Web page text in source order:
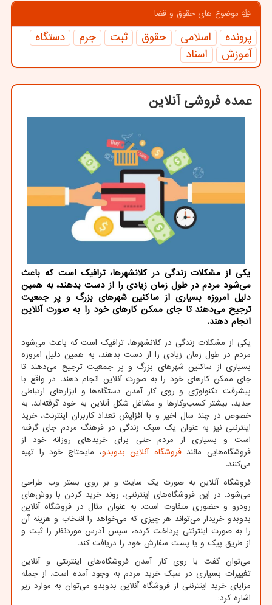
موضوع های حقوق و قضا
پرونده اسلامی حقوق ثبت جرم
دستگاه
آموزش
اسناد
عمده فروشی آنلاین
یکی از مشکلات زندگی در کلانشهرها، ترافیک است که باعث
می‌شود مردم در طول زمان زیادی را از دست بدهند، به همین
دلیل امروزه بسیاری از ساکنین شهرهای بزرگ و پر جمعیت
ترجیح می‌دهند تا جای ممکن کارهای خود را به صورت آنلاین
انجام دهند.
یکی از مشکلات زندگی در کلانشهرها، ترافیک است که باعث می‌شود
مردم در طول زمان زیادی را از دست بدهند، به همین دلیل امروزه
بسیاری از ساکنین شهرهای بزرگ و پر جمعیت ترجیح می‌دهند تا
جای ممکن کارهای خود را به صورت آنلاین انجام دهند. در واقع با
پیشرفت تکنولوژی و روی کار آمدن دستگاه‌ها و ابزارهای ارتباطی
جدید، بیشتر کسب‌وکارها و مشاغل شکل آنلاین به خود گرفته‌اند. به
خصوص در چند سال‌ اخیر و با افزایش تعداد کاربران اینترنت، خرید
اینترنتی نیز به عنوان یک سبک زندگی در فرهنگ مردم جای گرفته
است و بسیاری از مردم حتی برای خریدهای روزانه خود از
فروشگاه‌هایی مانندفروشگاه آنلاین بدوبدو، مایحتاج خود را تهیه
می‌کنند.
فروشگاه آنلاین به صورت یک سایت و بر روی بستر وب طراحی
می‌شود. در این فروشگاه‌های اینترنتی، روند خرید کردن با روش‌های
رودرو و حضوری متفاوت است. به عنوان مثال در فروشگاه آنلاین
بدوبدو خریدار می‌تواند هر چیزی که می‌خواهد را انتخاب و هزینه آن
را به صورت اینترنتی پرداخت کرده، سپس آدرس موردنظر را ثبت و
از طریق پیک و یا پست سفارش خود را دریافت ‌کند.
می‌توان گفت با روی کار آمدن فروشگاه‌های اینترنتی و آنلاین
تغییرات بسیاری در سبک خرید مردم به وجود آمده است. از جمله
مزایای خرید اینترنتی از فروشگاه آنلاین بدوبدو می‌توان به موارد زیر
اشاره کرد: